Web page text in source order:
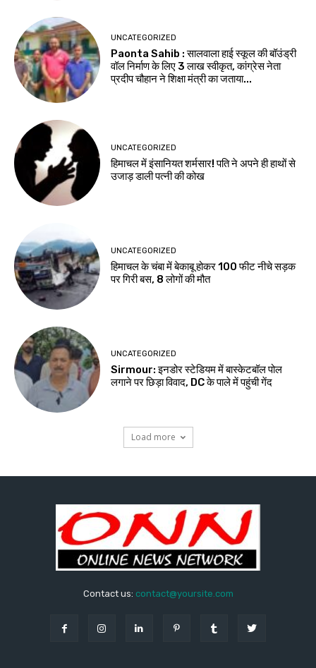
UNCATEGORIZED
Paonta Sahib : सालवाला हाई स्कूल की बॉउंड्री
वॉल निर्माण के लिए ₹3 लाख स्वीकृत, कांग्रेस नेता
प्रदीप चौहान ने शिक्षा मंत्री का जताया...
UNCATEGORIZED
हिमाचल में इंसानियत शर्मसार! पति ने अपने ही हाथों से
उजाड़ डाली पत्नी की कोख
UNCATEGORIZED
हिमाचल के चंबा में बेकाबू होकर 100 फीट नीचे सड़क
पर गिरी बस, 8 लोगों की मौत
UNCATEGORIZED
Sirmour: इनडोर स्टेडियम में बास्केटबॉल पोल
लगाने पर छिड़ा विवाद, DC के पाले में पहुंची गेंद
Load more
Contact us: contact@yoursite.com